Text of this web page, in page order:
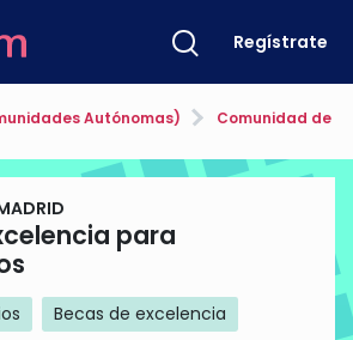
Regístrate
Autónomas) Comunidad de
para
Becas de excelencia